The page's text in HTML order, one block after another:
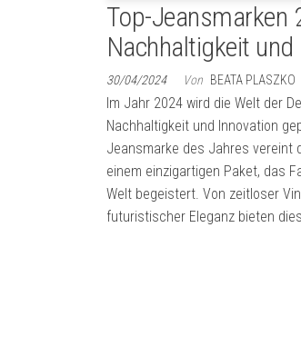
Top-Jeansmarken
Nachhaltigkeit
30/04/2024 Von BEATA PLASZKO
Im Jahr 2024 wird die Welt der
Nachhaltigkeit und Innovation
Jeansmarke des Jahres vereint
einem einzigartigen Paket, das
Welt begeistert. Von zeitloser
futuristischer Eleganz bieten